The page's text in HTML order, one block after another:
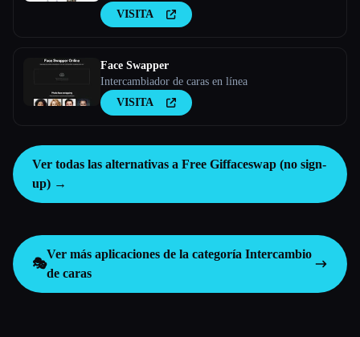
VISITA
Face Swapper
Intercambiador de caras en línea
VISITA
Ver todas las alternativas a Free Giffaceswap (no sign-
up) →
🎭
Ver más aplicaciones de la categoría Intercambio
de caras